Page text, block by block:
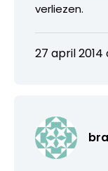
verliezen.
27 april 2014